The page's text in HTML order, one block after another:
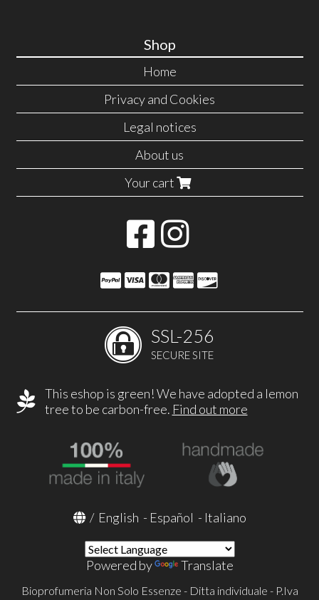
Shop
Home
Privacy and Cookies
Legal notices
About us
Your cart
SSL-256
SECURE SITE
This eshop is green! We have adopted a lemon
tree to be carbon-free. Find out more
/ English - Español - Italiano
Powered by Translate
Bioprofumeria Non Solo Essenze - Ditta individuale - P.Iva